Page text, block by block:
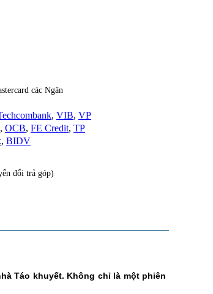
các Ngân
, VIB, VP
, OCB, FE Credit, TP
, BIDV
đổi trả góp)
Táo khuyết. Không chỉ là một phiên